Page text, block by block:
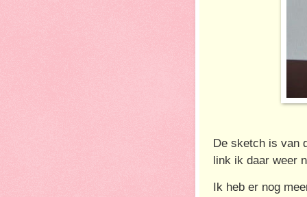
De sketch is van
link ik daar weer
Ik heb er nog